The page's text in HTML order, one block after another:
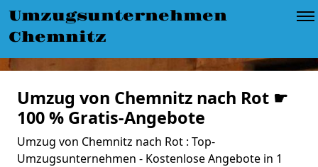
Umzugsunternehmen
Chemnitz
Umzug von Chemnitz nach Rot ☛
100 % Gratis-Angebote
Umzug von Chemnitz nach Rot : Top-
Umzugsunternehmen - Kostenlose Angebote in 1